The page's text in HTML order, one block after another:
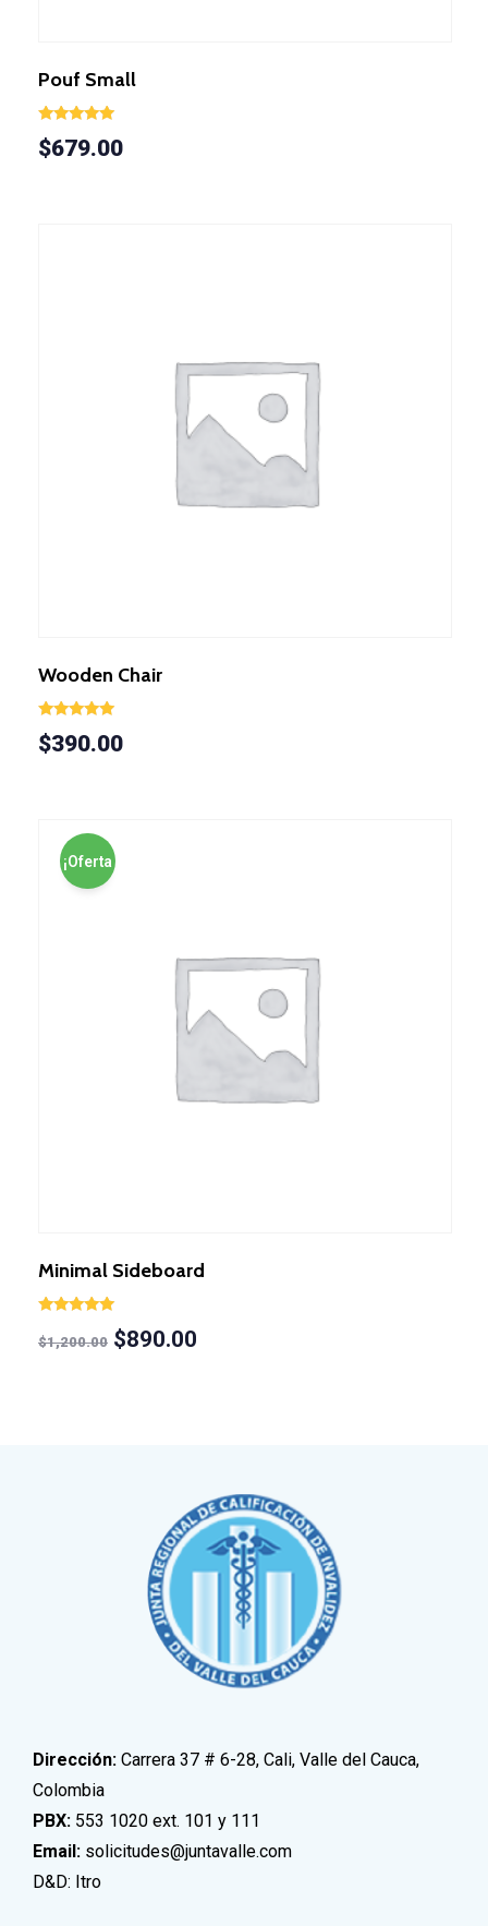
Pouf Small
Valorado en
5.00
$679.00
Wooden Chair
Valorado en
5.00
de 5
$390.00
¡Oferta
Minimal Sideboard
5.00
de 5
$1,200.00 $890.00
Dirección: Carrera 37 # 6-28, Cali, Valle del Cauca,
Colombia
PBX: 553 1020 ext. 101 y 111
Email: solicitudes@juntavalle.com
D&D: Itro